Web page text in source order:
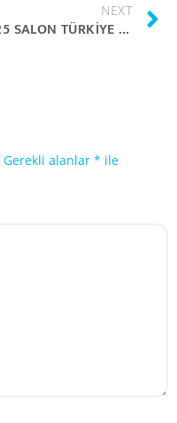
NEXT
2025 SALON TÜRKIYE ŞAMPIYONASI SONA ERDI.!
Gerekli alanlar * ile